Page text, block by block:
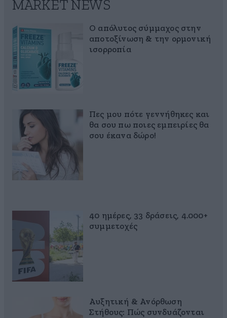
MARKET NEWS
Ο απόλυτος σύμμαχος στην
αποτοξίνωση & την ορμονική
ισορροπία
Πες μου πότε γεννήθηκες και
θα σου πω ποιες εμπειρίες θα
σου έκανα δώρο!
40 ημέρες, 33 δράσεις, 4.000+
συμμετοχές
Αυξητική & Ανόρθωση
Στήθους: Πώς συνδυάζονται